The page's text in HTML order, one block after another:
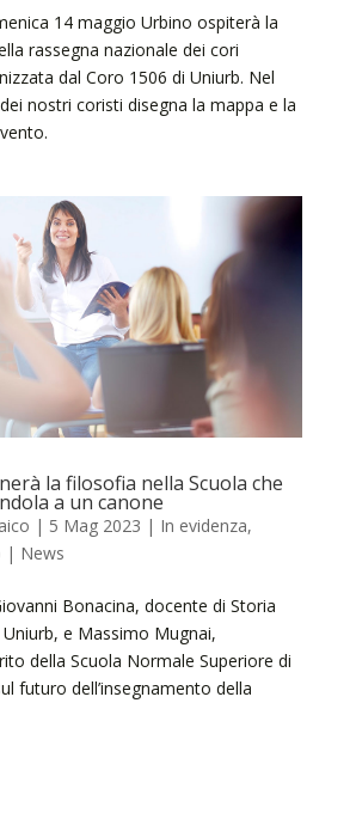
14 maggio Urbino ospiterà la
rassegna nazionale dei cori
dal Coro 1506 di Uniurb. Nel
nostri coristi disegna la mappa e la
la filosofia nella Scuola che
a un canone
| 5 Mag 2023 | In evidenza,
| News
Bonacina, docente di Storia
e Massimo Mugnai,
della Scuola Normale Superiore di
futuro dell’insegnamento della